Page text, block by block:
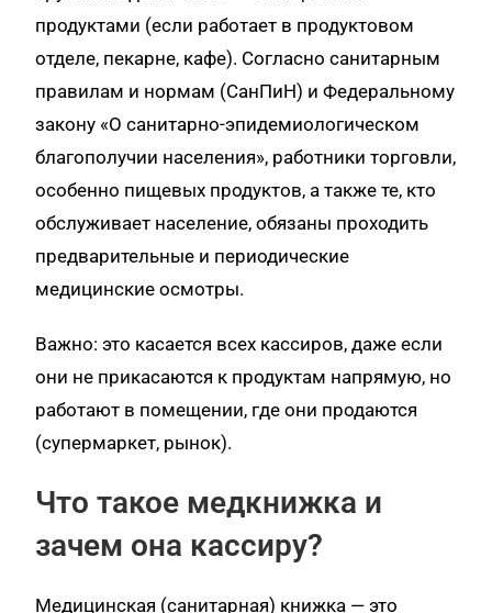
продуктами (если работает в продуктовом
отделе, пекарне, кафе). Согласно санитарным
правилам и нормам (СанПиН) и Федеральному
закону «О санитарно-эпидемиологическом
благополучии населения», работники торговли,
особенно пищевых продуктов, а также те, кто
обслуживает население, обязаны проходить
предварительные и периодические
медицинские осмотры.
Важно: это касается всех кассиров, даже если
они не прикасаются к продуктам напрямую, но
работают в помещении, где они продаются
(супермаркет, рынок).
Что такое медкнижка и
зачем она кассиру?
Медицинская (санитарная) книжка — это